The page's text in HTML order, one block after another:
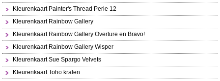
Kleurenkaart Painter's Thread Perle 12
Kleurenkaart Rainbow Gallery
Kleurenkaart Rainbow Gallery Overture en Bravo!
Kleurenkaart Rainbow Gallery Wisper
Kleurenkaart Sue Spargo Velvets
Kleurenkaart Toho kralen